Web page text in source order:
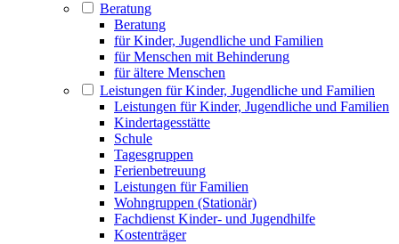
Beratung
Beratung
für Kinder, Jugendliche und Familien
für Menschen mit Behinderung
für ältere Menschen
Leistungen für Kinder, Jugendliche und Familien
Leistungen für Kinder, Jugendliche und Familien
Kindertagesstätte
Schule
Tagesgruppen
Ferienbetreuung
Leistungen für Familien
Wohngruppen (Stationär)
Fachdienst Kinder- und Jugendhilfe
Kostenträger